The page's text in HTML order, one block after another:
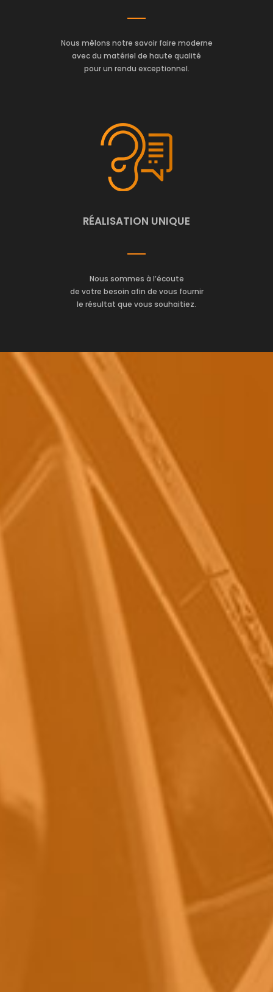
Nous mêlons notre savoir faire moderne
avec du matériel de haute qualité
pour un rendu exceptionnel.
RÉALISATION UNIQUE
Nous sommes à l’écoute
de votre besoin afin de vous fournir
le résultat que vous souhaitiez.